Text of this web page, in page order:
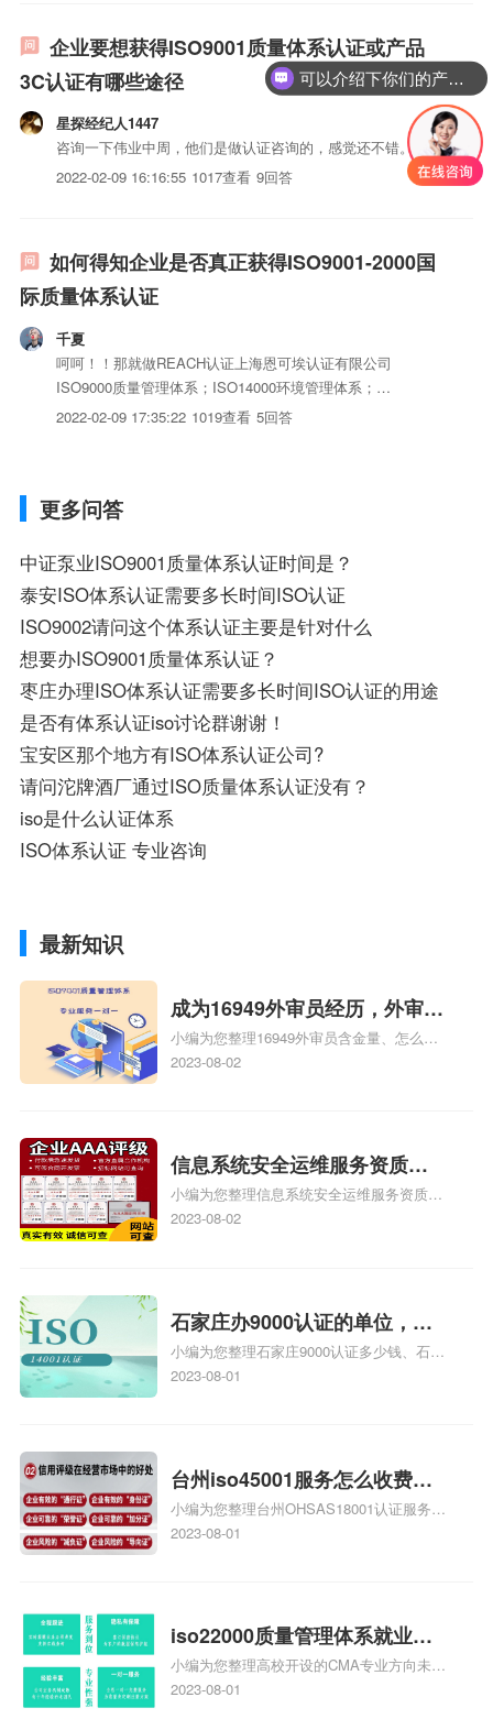
企业要想获得ISO9001质量体系认证或产品
3C认证有哪些途径
星探经纪人1447
咨询一下伟业中周，他们是做认证咨询的，感觉还不错。
2022-02-09 16:16:55 1017查看 9回答
如何得知企业是否真正获得ISO9001-2000国
际质量体系认证
千夏
呵呵！！那就做REACH认证上海恩可埃认证有限公司
ISO9000质量管理体系；ISO14000环境管理体系；
OHSAS18000职业健康安全管理体系TL9000通讯业企业质量
2022-02-09 17:35:22 1019查看 5回答
更多问答
中证泵业ISO9001质量体系认证时间是？
泰安ISO体系认证需要多长时间ISO认证
ISO9002请问这个体系认证主要是针对什么
想要办ISO9001质量体系认证？
枣庄办理ISO体系认证需要多长时间ISO认证的用途
是否有体系认证iso讨论群谢谢！
宝安区那个地方有ISO体系认证公司?
请问沱牌酒厂通过ISO质量体系认证没有？
iso是什么认证体系
ISO体系认证 专业咨询
最新知识
成为16949外审员经历，外审员
16949
小编为您整理16949外审员含金量、怎么才
能成为注册的TS16949:2009的外审员、我
2023-08-02
信息系统安全运维服务资质二
级费用，信息系统安全运维服
务资质二级
小编为您整理信息系统安全运维服务资质认
证证书机构有哪些、安全运维服务资质的费
体系认证知识，详情可查看下方正文！
2023-08-02
石家庄办9000认证的单位，石
家庄9000认证的公司
小编为您整理石家庄9000认证多少钱、石家
庄9000认证价格多少钱、石家庄9000认证
2023-08-01
台州iso45001服务怎么收费，
台州iso45001认证服务怎么收
费
小编为您整理台州OHSAS18001认证服务中
心哪家收费便宜、台州ISO9000认证，哪个
标准是什么相关iso体系认证知识，详情可
查看下方正文！
2023-08-01
iso22000质量管理体系就业方
向，质量管理与认证就业方向
小编为您整理高校开设的CMA专业方向未来
就业前景及就业方向如何、cma就业方向有
2023-08-01
可以介绍下你们的产品么？